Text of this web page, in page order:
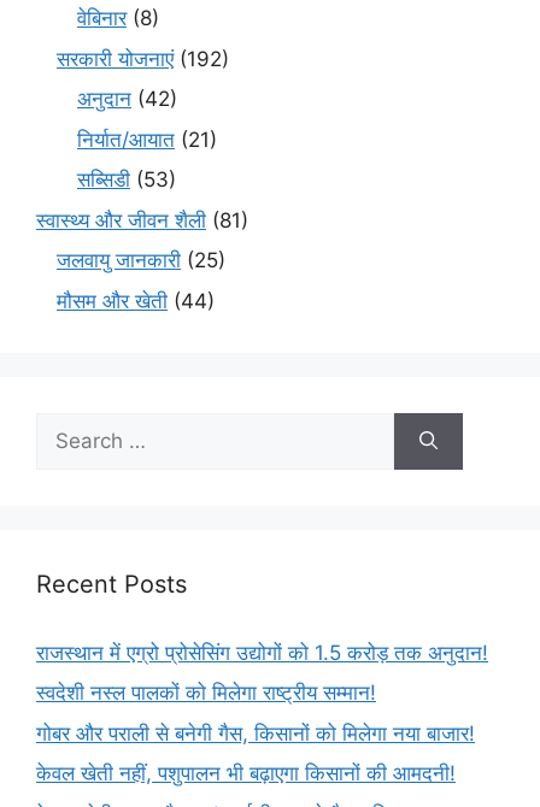
वेबिनार(8)
सरकारी योजनाएं(192)
अनुदान (42)
निर्यात/आयात (21)
सब्सिडी (53)
स्वास्थ्य और जीवन शैली (81)
जलवायु जानकारी (25)
मौसम और खेती (44)
Recent Posts
राजस्थान में एग्रो प्रोसेसिंग उद्योगों को 1.5 करोड़ तक अनुदान!
स्वदेशी नस्ल पालकों को मिलेगा राष्ट्रीय सम्मान!
गोबर और पराली से बनेगी गैस, किसानों को मिलेगा नया बाजार!
केवल खेती नहीं, पशुपालन भी बढ़ाएगा किसानों की आमदनी!